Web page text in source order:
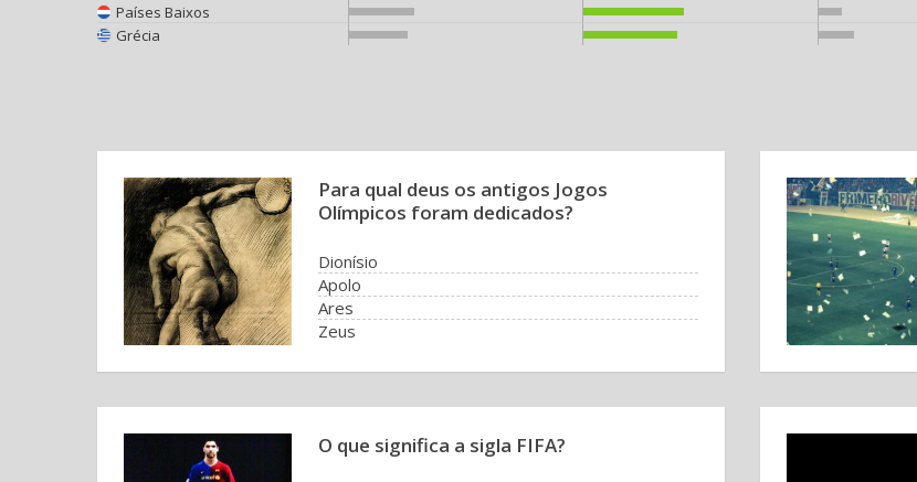
Países Baixos
Grécia
Para qual deus os antigos Jogos
Olímpicos foram dedicados?
Dionísio
Apolo
Ares
Zeus
O que significa a sigla FIFA?